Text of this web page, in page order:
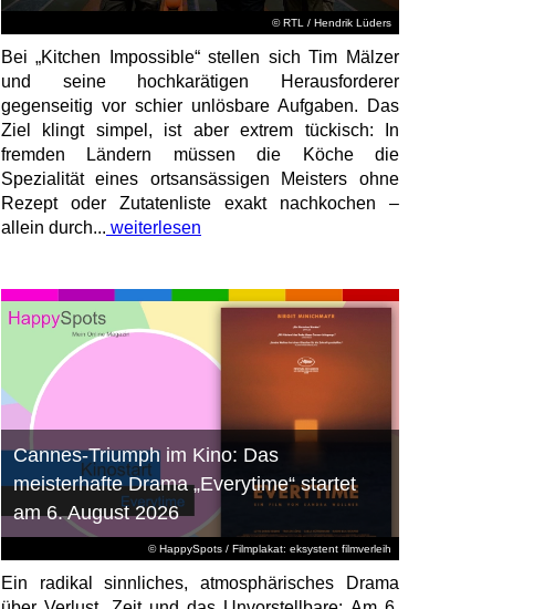
© RTL/ Hendrik Lüders
Bei „Kitchen Impossible“ stellen sich Tim Mälzer
und seine hochkarätigen Herausforderer
gegenseitig vor schier unlösbare Aufgaben. Das
Ziel klingt simpel, ist aber extrem tückisch: In
fremden Ländern müssen die Köche die
Spezialität eines ortsansässigen Meisters ohne
Rezept oder Zutatenliste exakt nachkochen –
allein durch... weiterlesen
© HappySpots / Filmplakat: eksystent filmverleih
Cannes-Triumph im Kino: Das
meisterhafte Drama „Everytime“ startet
am 6. August 2026
Ein radikal sinnliches, atmosphärisches Drama